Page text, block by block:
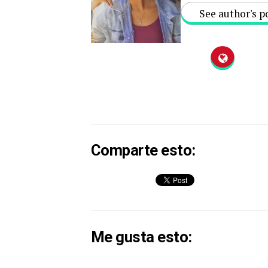
See author's
Comparte esto:
Me gusta esto: